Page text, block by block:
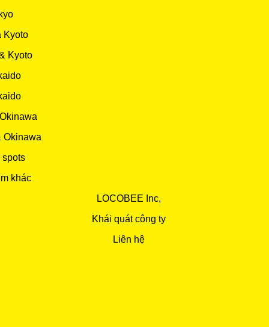
Kyoto
Kyoto
Okinawa
spots
khác
LOCOBEE Inc,
Khái quát công ty
Liên hệ